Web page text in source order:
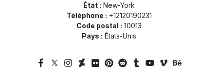
État : New-York
Téléphone : +12120190231
Code postal : 10013
Pays : États-Unis